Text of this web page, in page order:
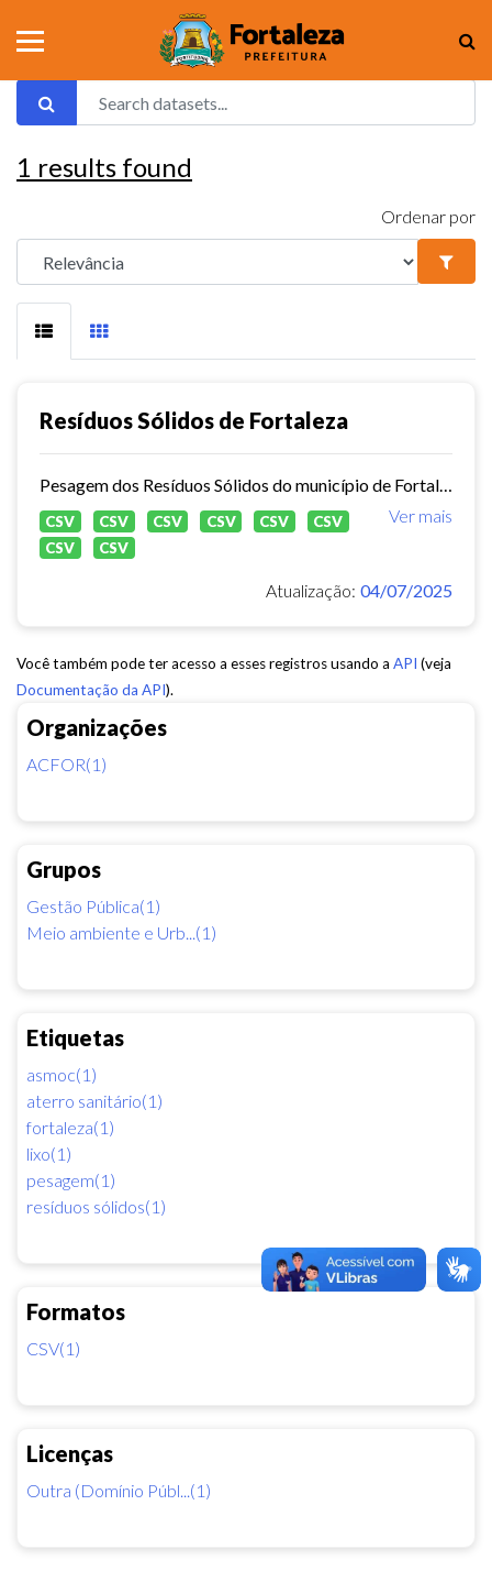
Organizações
ACFOR(1)
Grupos
Gestão Pública(1)
Meio ambiente e Urb...(1)
Etiquetas
asmoc(1)
aterro sanitário(1)
fortaleza(1)
lixo(1)
pesagem(1)
resíduos sólidos(1)
Formatos
CSV(1)
Licenças
Outra (Domínio Públ...(1)
1 results found
Ordenar por
Resíduos Sólidos de Fortaleza
Ver mais
CSV CSV CSV CSV CSV
CSV
CSV
CSV
Atualização: 04/07/2025
Você também pode ter acesso a esses registros usando a API (veja
Documentação da API).